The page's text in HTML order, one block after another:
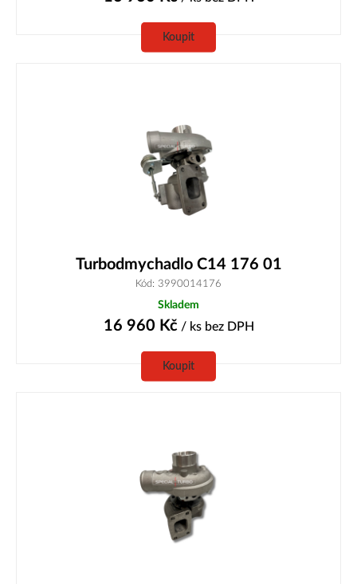
Koupit
Turbodmychadlo C14 176 01
Kód: 3990014176
Skladem
16 960 Kč/ ks bez DPH
Koupit